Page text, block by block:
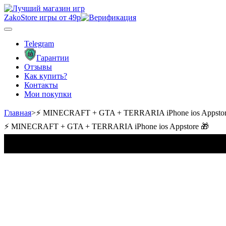
ZakoStore игры от 49р
Telegram
Гарантии
Отзывы
Как купить?
Контакты
Мои покупки
Главная>⚡️ MINECRAFT + GTA + TERRARIA iPhone ios
⚡️ MINECRAFT + GTA + TERRARIA iPhone ios Appstore 🎁